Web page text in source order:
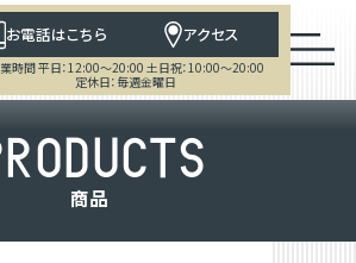
お電話はこちら アクセス
時間 平日：12:00～20:00 土日祝：10:00～20:00
定休日：毎週金曜日
RODUCTS
商品